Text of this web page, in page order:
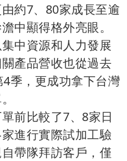
約7、80家成長至逾
中顯得格外亮眼。
中資源和人力發展
產品營收也從過去
季，更成功拿下台灣
前比較了7、8家日
進行實際試加工驗
帶隊拜訪客戶，僅